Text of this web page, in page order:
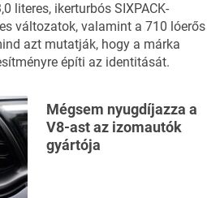
literes, ikerturbós SIXPACK-
változatok, valamint a 710 lóerős
azt mutatják, hogy a márka
építi az identitását.
Mégsem nyugdíjazza a
V8-ast az izomautók
gyártója